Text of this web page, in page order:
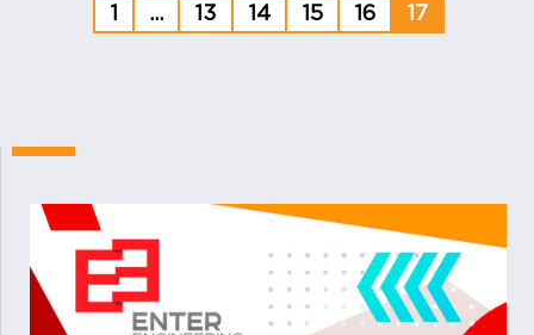
1 ... 13 14 15 16 17